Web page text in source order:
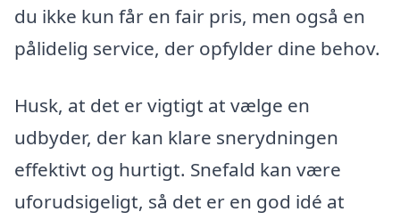
du ikke kun får en fair pris, men også en
pålidelig service, der opfylder dine behov.
Husk, at det er vigtigt at vælge en
udbyder, der kan klare snerydningen
effektivt og hurtigt. Snefald kan være
uforudsigeligt, så det er en god idé at